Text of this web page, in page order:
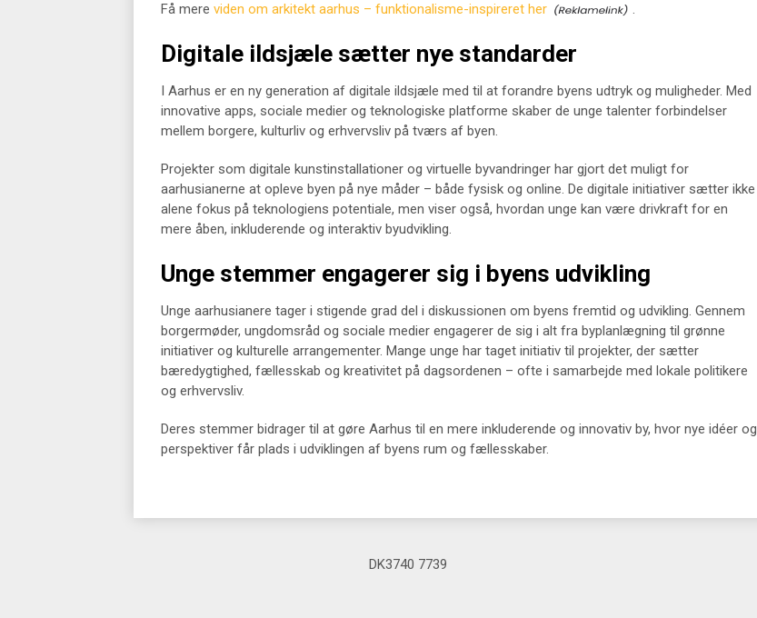
Få mere viden om arkitekt aarhus – funktionalisme-inspireret her .
Digitale ildsjæle sætter nye standarder
I Aarhus er en ny generation af digitale ildsjæle med til at forandre byens udtryk og muligheder. Med
innovative apps, sociale medier og teknologiske platforme skaber de unge talenter forbindelser
mellem borgere, kulturliv og erhvervsliv på tværs af byen.
Projekter som digitale kunstinstallationer og virtuelle byvandringer har gjort det muligt for
aarhusianerne at opleve byen på nye måder – både fysisk og online. De digitale initiativer sætter ikke
alene fokus på teknologiens potentiale, men viser også, hvordan unge kan være drivkraft for en
mere åben, inkluderende og interaktiv byudvikling.
Unge stemmer engagerer sig i byens udvikling
Unge aarhusianere tager i stigende grad del i diskussionen om byens fremtid og udvikling. Gennem
borgermøder, ungdomsråd og sociale medier engagerer de sig i alt fra byplanlægning til grønne
initiativer og kulturelle arrangementer. Mange unge har taget initiativ til projekter, der sætter
bæredygtighed, fællesskab og kreativitet på dagsordenen – ofte i samarbejde med lokale politikere
og erhvervsliv.
Deres stemmer bidrager til at gøre Aarhus til en mere inkluderende og innovativ by, hvor nye idéer og
perspektiver får plads i udviklingen af byens rum og fællesskaber.
DK3740 7739